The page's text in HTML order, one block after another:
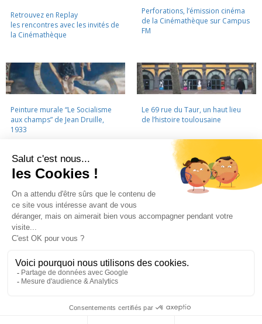
Retrouvez en Replay
les rencontres avec les invités de
la Cinémathèque
Perforations, l’émission cinéma
de la Cinémathèque sur Campus
FM
Peinture murale “Le Socialisme
aux champs” de Jean Druille,
1933
Le 69 rue du Taur, un haut lieu
de l’histoire toulousaine
LA CINÉMATHÈQUE · CONTACTS · LETTRE D'INFORMATION ·
PARTENAIRES
MENTIONS LÉGALES
La Cinémathèque de Toulouse
La Cinémathèque de Toulouse © 2015. Tous droits réservés.